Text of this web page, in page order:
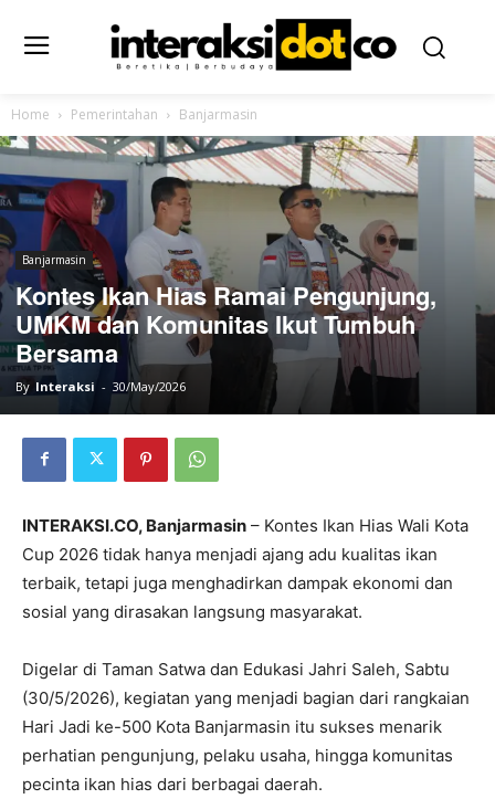
Home Pemerintahan Banjarmasin
Banjarmasin
Kontes Ikan Hias Ramai Pengunjung,
UMKM dan Komunitas Ikut Tumbuh
Bersama
By Interaksi - 30/May/2026
INTERAKSI.CO, Banjarmasin – Kontes Ikan Hias Wali Kota
Cup 2026 tidak hanya menjadi ajang adu kualitas ikan
terbaik, tetapi juga menghadirkan dampak ekonomi dan
sosial yang dirasakan langsung masyarakat.
Digelar di Taman Satwa dan Edukasi Jahri Saleh, Sabtu
(30/5/2026), kegiatan yang menjadi bagian dari rangkaian
Hari Jadi ke-500 Kota Banjarmasin itu sukses menarik
perhatian pengunjung, pelaku usaha, hingga komunitas
pecinta ikan hias dari berbagai daerah.